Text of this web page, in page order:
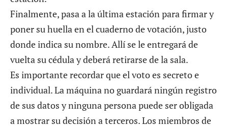
Finalmente, pasa a la última estación para firmar y
poner su huella en el cuaderno de votación, justo
donde indica su nombre. Allí se le entregará de
vuelta su cédula y deberá retirarse de la sala.
Es importante recordar que el voto es secreto e
individual. La máquina no guardará ningún registro
de sus datos y ninguna persona puede ser obligada
a mostrar su decisión a terceros. Los miembros de